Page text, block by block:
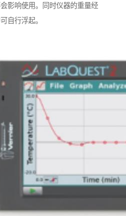
影响使用。同时仪器的重量经
自行浮起。